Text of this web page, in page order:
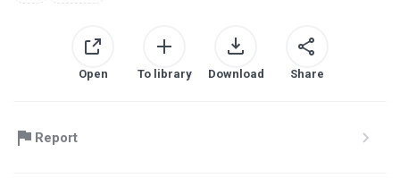
Open To library Download Share
Report